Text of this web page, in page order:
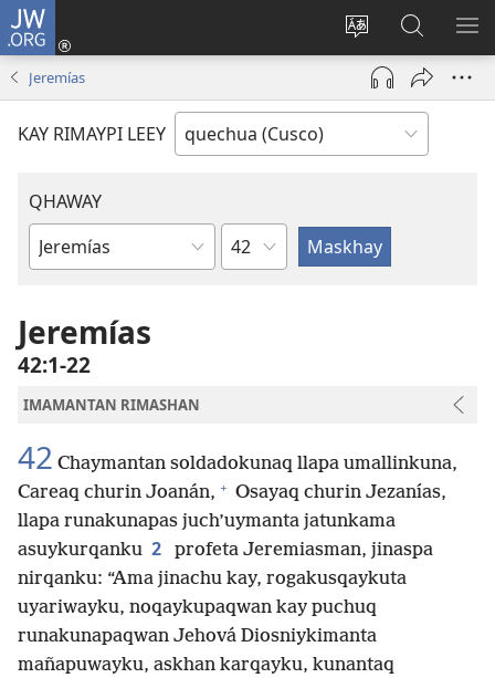
JW.ORG
Direccionpi
akllay
Sutiykiwan
jaykuy
(abre
nueva
JW.ORG
nisqapi
maskhay
Jeremías
KAY RIMAYPI LEEY
QHAWAY
Libro
Biblia
Capítulo
Jeremías
42:1-22
IMAMANTAN RIMASHAN
42 Chaymantan soldadokunaq llapa umallinkuna,
Careaq churin Joanán, + Osayaq churin Jezanías,
llapa runakunapas juch’uymanta jatunkama
asuykurqanku 2
profeta Jeremiasman, jinaspa
nirqanku: “Ama jinachu kay, rogakusqaykuta
uyariwayku, noqaykupaqwan kay puchuq
runakunapaqwan Jehová Diosniykimanta
mañapuwayku, askhan karqayku, kunantaq